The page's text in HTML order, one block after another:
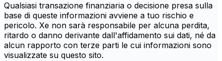
Qualsiasi transazione finanziaria o decisione presa sulla
base di queste informazioni avviene a tuo rischio e
pericolo. Xe non sarà responsabile per alcuna perdita,
ritardo o danno derivante dall'affidamento sui dati, né da
alcun rapporto con terze parti le cui informazioni sono
visualizzate su questo sito.